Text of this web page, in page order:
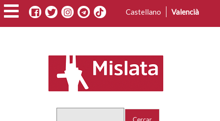
Vés
al
contingut
Castellano Valencià